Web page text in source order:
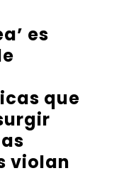
es
que
violan